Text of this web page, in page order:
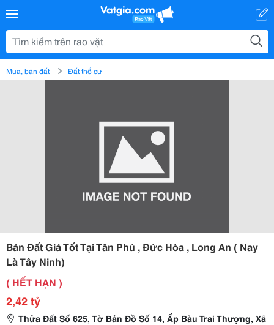
Mua, bán đất Đất thổ cư
Bán Đất Giá Tốt Tại Tân Phú , Đức Hòa , Long An ( Nay
Là Tây Ninh)
( HẾT HẠN )
2,42 tỷ
Thửa Đất Số 625, Tờ Bản Đồ Số 14, Ấp Bàu Trai Thượng, Xã